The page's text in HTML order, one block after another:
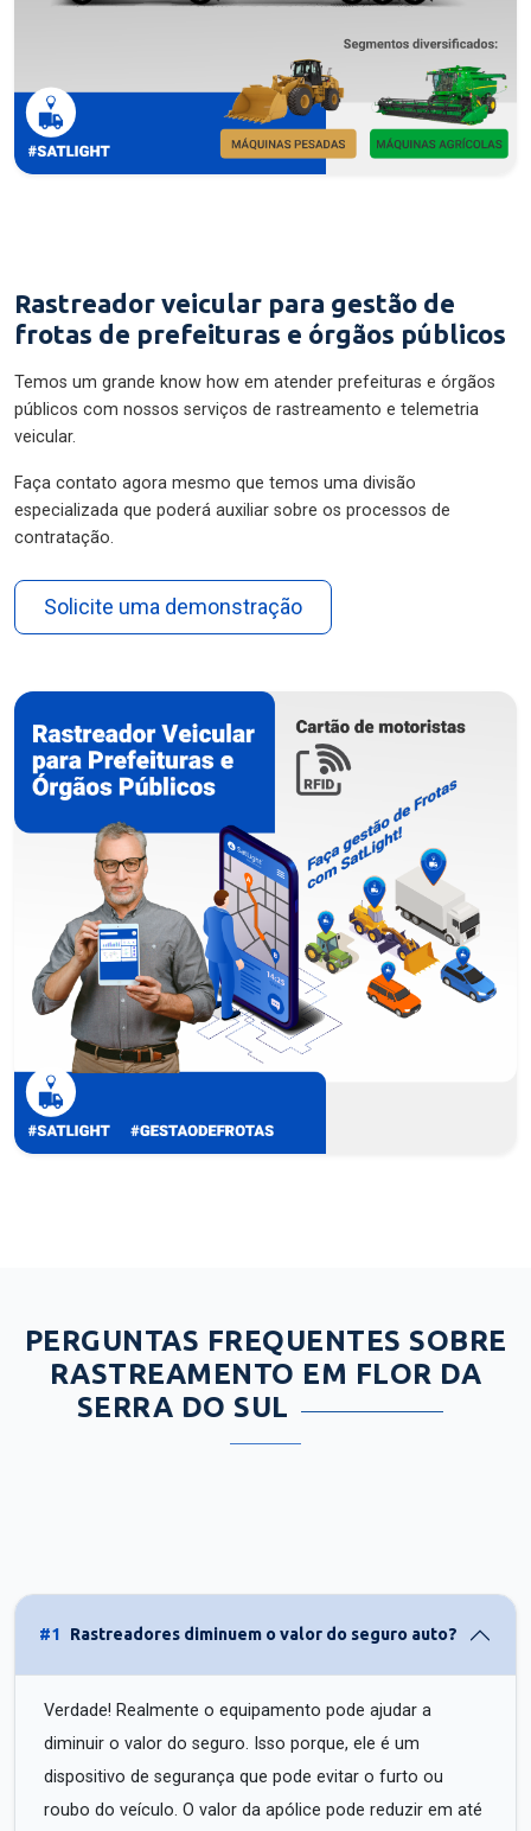
Rastreador veicular para gestão de
frotas de prefeituras e órgãos públicos
Temos um grande know how em atender prefeituras e órgãos
públicos com nossos serviços de rastreamento e telemetria
veicular.
Faça contato agora mesmo que temos uma divisão
especializada que poderá auxiliar sobre os processos de
contratação.
Solicite uma demonstração
PERGUNTAS FREQUENTES SOBRE
RASTREAMENTO EM FLOR DA
SERRA DO SUL
#1 Rastreadores diminuem o valor do seguro auto?
Verdade! Realmente o equipamento pode ajudar a
diminuir o valor do seguro. Isso porque, ele é um
dispositivo de segurança que pode evitar o furto ou
roubo do veículo. O valor da apólice pode reduzir em até